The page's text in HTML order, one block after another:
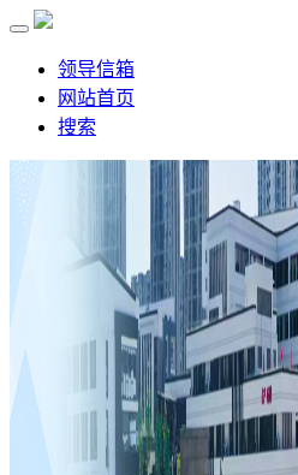
领导信箱
网站首页
搜索
学校简介
学校领导
校园风景
历史沿革
新闻资讯
学校动态
校务公开
通知公告
学校党建